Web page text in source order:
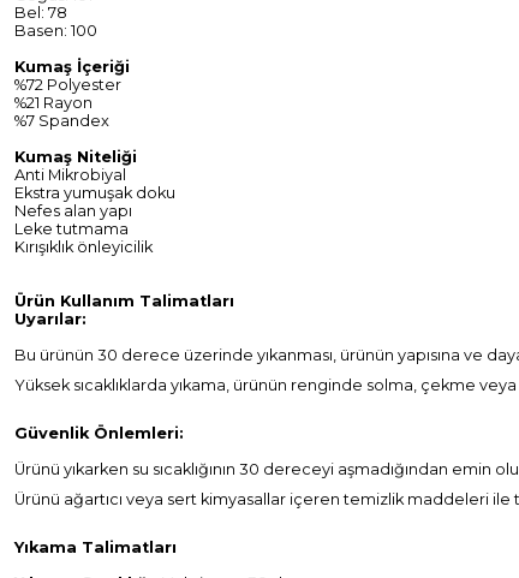
Bel: 78
Basen: 100
Kumaş İçeriği
%72 Polyester
%21 Rayon
%7 Spandex
Kumaş Niteliği
Anti Mikrobiyal
Ekstra yumuşak doku
Nefes alan yapı
Leke tutmama
Kırışıklık önleyicilik
Ürün Kullanım Talimatları
Uyarılar:
Bu ürünün 30 derece üzerinde yıkanması, ürünün yapısına ve
Yüksek sıcaklıklarda yıkama, ürünün renginde solma, çekme
Güvenlik Önlemleri:
Ürünü yıkarken su sıcaklığının 30 dereceyi aşmadığından emin
Ürünü ağartıcı veya sert kimyasallar içeren temizlik maddeleri
Yıkama Talimatları